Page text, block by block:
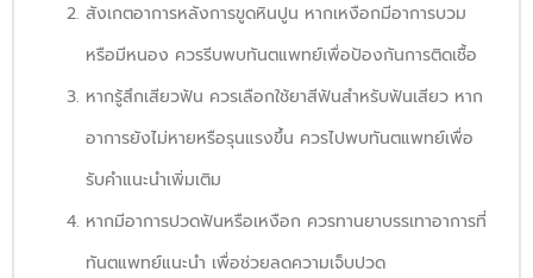
สังเกตอาการหลังการขูดหินปูน หากเหงือกมีอาการบวม
หรือมีหนอง ควรรีบพบทันตแพทย์เพื่อป้องกันการติดเชื้อ
หากรู้สึกเสียวฟัน ควรเลือกใช้ยาสีฟันสำหรับฟันเสียว หาก
อาการยังไม่หายหรือรุนแรงขึ้น ควรไปพบทันตแพทย์เพื่อ
รับคำแนะนำเพิ่มเติม
หากมีอาการปวดฟันหรือเหงือก ควรทานยาบรรเทาอาการที่
ทันตแพทย์แนะนำ เพื่อช่วยลดความเจ็บปวด